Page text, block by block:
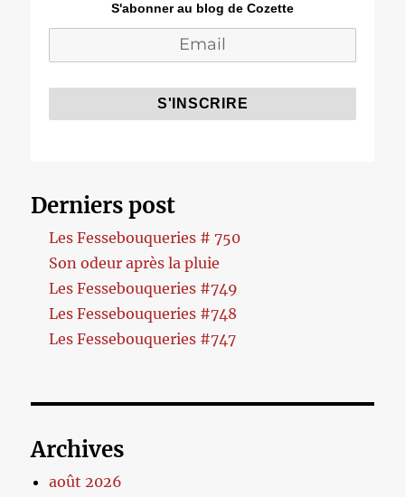
S'abonner au blog de Cozette
Derniers post
Les Fessebouqueries # 750
Son odeur après la pluie
Les Fessebouqueries #749
Les Fessebouqueries #748
Les Fessebouqueries #747
Archives
août 2026